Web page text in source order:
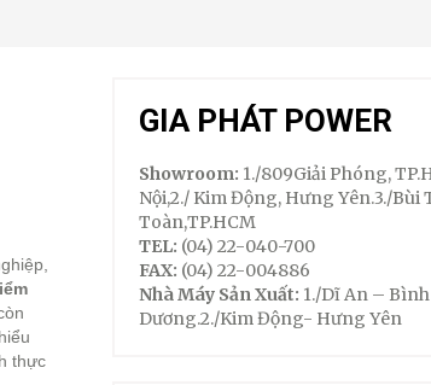
thực
GIA PHÁT POWER
Showroom: 1./809Giải Phóng,
Nội,2./ Kim Động, Hưng Yên.3./Bùi
Toàn,TP.HCM
TEL: (04) 22-040-700
FAX: (04) 22-004886
Nhà Máy Sản Xuất: 1./Dĩ An – Bình
Dương.2./Kim Động- Hưng Yên